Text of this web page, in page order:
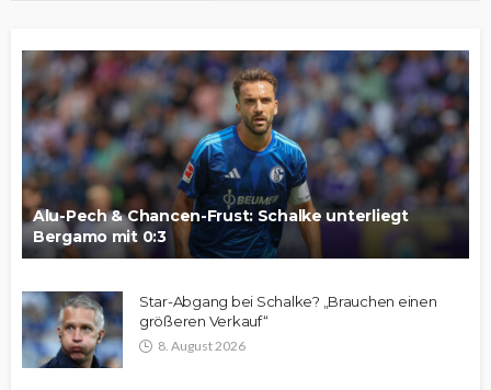
Alu-Pech & Chancen-Frust: Schalke unterliegt
Bergamo mit 0:3
Star-Abgang bei Schalke? „Brauchen einen
größeren Verkauf“
8. August 2026